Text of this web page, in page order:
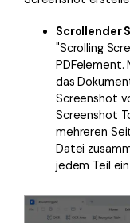
Scrollender
"Scrolling
PDFelement.
das
Screenshot
Screenshot
mehreren
Datei
jedem Teil